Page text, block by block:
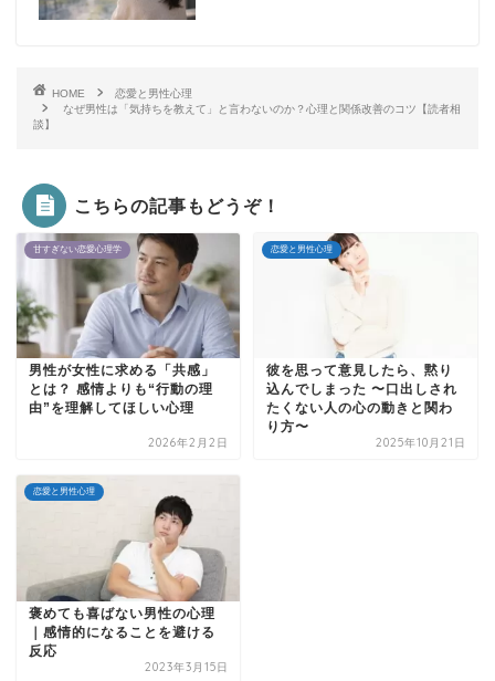
HOME
恋愛と男性心理
なぜ男性は「気持ちを教えて」と言わないのか？心理と関係改善のコツ【読者相
談】
こちらの記事もどうぞ！
甘すぎない恋愛心理学
男性が女性に求める「共感」
とは？ 感情よりも“行動の理
由”を理解してほしい心理
2026年2月2日
恋愛と男性心理
彼を思って意見したら、黙り
込んでしまった 〜口出しされ
たくない人の心の動きと関わ
り方〜
2025年10月21日
恋愛と男性心理
褒めても喜ばない男性の心理
｜感情的になることを避ける
反応
2023年3月15日